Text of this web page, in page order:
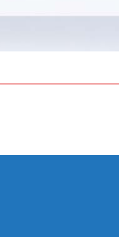
Bu ürüne ilk yorumu